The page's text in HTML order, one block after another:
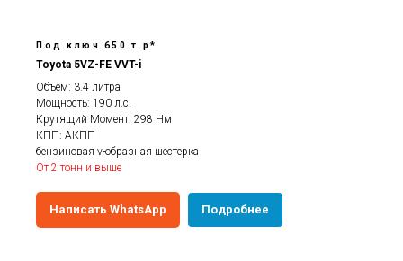
Под ключ 650 т.р*
Toyota 5VZ-FE VVT-i
Объем: 3.4 литра
Мощность: 190 л.с.
Крутящий Момент: 298 Нм
КПП: АКПП
бензиновая v-образная шестерка
От 2 тонн и выше
Написать WhatsApp Подробнее